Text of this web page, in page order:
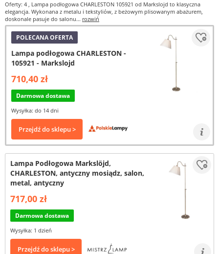
Oferty: 4 , Lampa podłogowa CHARLESTON 105921 od Markslojd to klasyczna
elegancja. Wykonana z metalu i tekstyliów, z beżowym plisowanym abażurem,
doskonale pasuje do salonu... rozwiń
POLECANA OFERTA
Lampa podłogowa CHARLESTON -
105921 - Markslojd
710,40 zł
Darmowa dostawa
Wysyłka: do 14 dni
Przejdź do sklepu >
Lampa Podłogowa Markslöjd,
CHARLESTON, antyczny mosiądz, salon,
metal, antyczny
717,00 zł
Darmowa dostawa
Wysyłka: 1 dzień
Przejdź do sklepu >